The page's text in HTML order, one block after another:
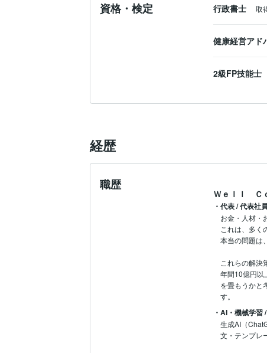
資格・検定 行政書士 取
健康経営アド
2級FP技能士
経歴
職歴
Ｗｅｌｌ Ｃ
・代表 / 代表社
お金・人材・
これは、多く
本当の問題は
これらの解決
年間10億円以
を畳もうかと
す。
・AI・機械学
生成AI（
文・テンプレ